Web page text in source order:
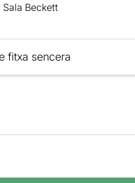
Sala Beckett
fitxa sencera